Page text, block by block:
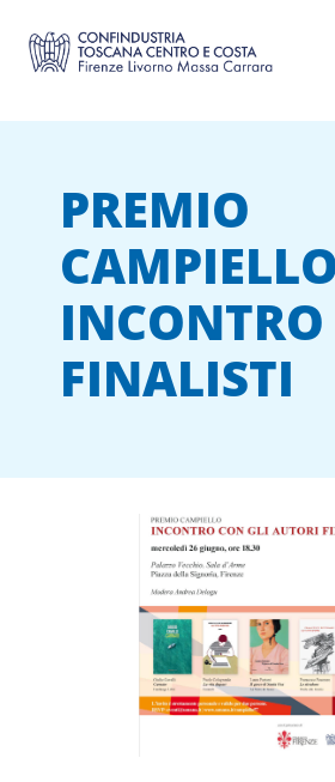
PREMIO
FINALISTI